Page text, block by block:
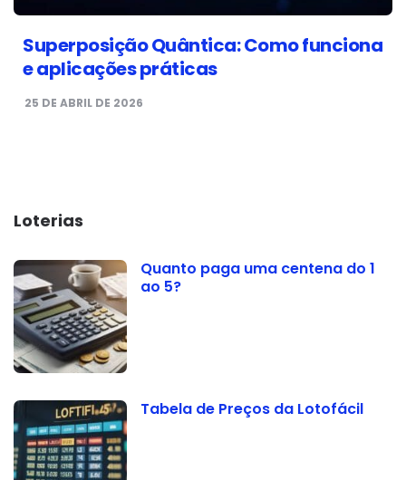
Superposição Quântica: Como funciona
e aplicações práticas
25 DE ABRIL DE 2026
Loterias
Quanto paga uma centena do 1
ao 5?
Tabela de Preços da Lotofácil